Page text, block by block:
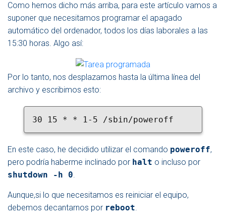
Como hemos dicho más arriba, para este artículo vamos a
suponer que necesitamos programar el apagado
automático del ordenador, todos los días laborales a las
15:30 horas. Algo así:
Por lo tanto, nos desplazamos hasta la última línea del
archivo y escribimos esto:
30 15 * * 1-5 /sbin/poweroff
En este caso, he decidido utilizar el comando poweroff,
pero podría haberme inclinado por halt o incluso por
shutdown -h 0
Aunque,si lo que necesitamos es reiniciar el equipo,
debemos decantarnos por reboot